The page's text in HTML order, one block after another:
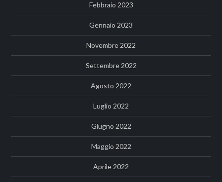
Febbraio 2023
Gennaio 2023
Novembre 2022
Settembre 2022
Agosto 2022
Luglio 2022
Giugno 2022
Maggio 2022
Aprile 2022